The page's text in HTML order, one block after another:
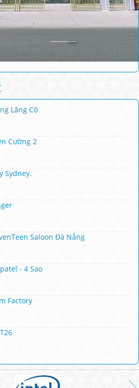
Lăng Cô
Cường 2
Sydney.
Saloon Đà Nẵng
- 4 Sao
Factory